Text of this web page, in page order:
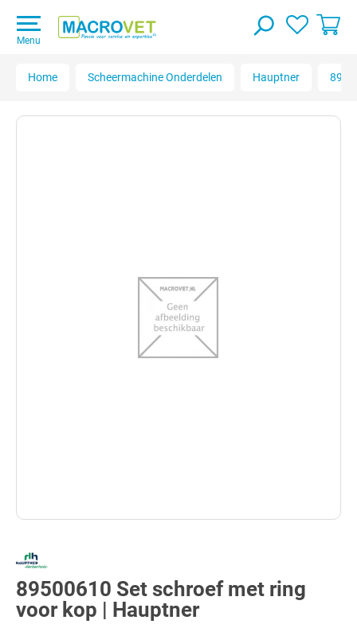
Menu
Home Scheermachine Onderdelen Hauptner
89500610 Set schroef met ring
voor kop | Hauptner